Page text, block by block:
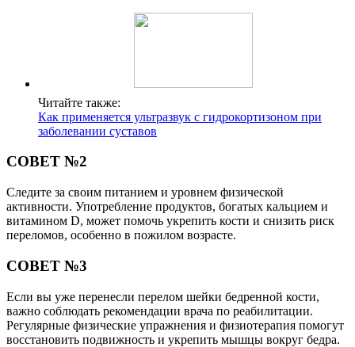
Читайте также:
Как применяется ультразвук с гидрокортизоном при
заболевании суставов
СОВЕТ №2
Следите за своим питанием и уровнем физической
активности. Употребление продуктов, богатых кальцием и
витамином D, может помочь укрепить кости и снизить риск
переломов, особенно в пожилом возрасте.
СОВЕТ №3
Если вы уже перенесли перелом шейки бедренной кости,
важно соблюдать рекомендации врача по реабилитации.
Регулярные физические упражнения и физиотерапия помогут
восстановить подвижность и укрепить мышцы вокруг бедра.